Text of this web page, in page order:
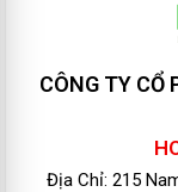
CÔNG TY CỔ
Địa Chỉ: 215